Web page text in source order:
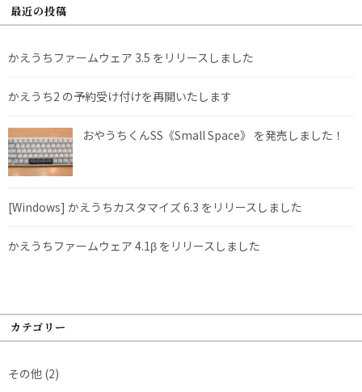
最近の投稿
かえうちファームウェア 3.5 をリリースしました
かえうち2 の予約受け付けを再開いたします
おやうちくんSS《Small Space》 を発売しました！
[Windows] かえうちカスタマイズ 6.3 をリリースしました
かえうちファームウェア 4.1β をリリースしました
カテゴリー
その他 (2)